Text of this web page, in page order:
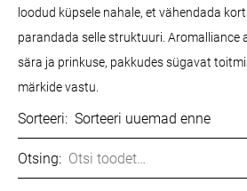
loodud küpsele nahale, et vähendada
parandada selle struktuuri. Aromalliance
sära ja prinkuse, pakkudes sügavat
märkide vastu.
Sorteeri:
Otsing: